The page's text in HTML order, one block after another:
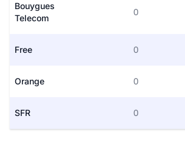
Bouygues
Telecom
0
Free 0
Orange 0
SFR 0